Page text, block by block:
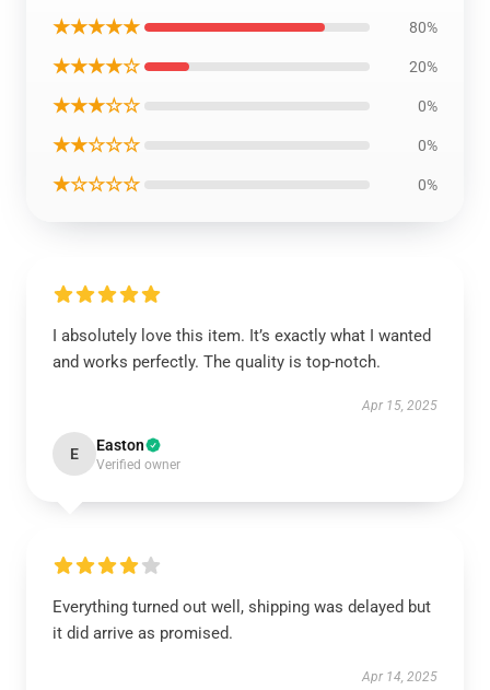
★★★★★ 80%
★★★★☆ 20%
★★★☆☆ 0%
★★☆☆☆ 0%
★☆☆☆☆ 0%
I absolutely love this item. It’s exactly what I wanted
and works perfectly. The quality is top-notch.
Apr 15, 2025
E Easton
Verified owner
Everything turned out well, shipping was delayed but
it did arrive as promised.
Apr 14, 2025